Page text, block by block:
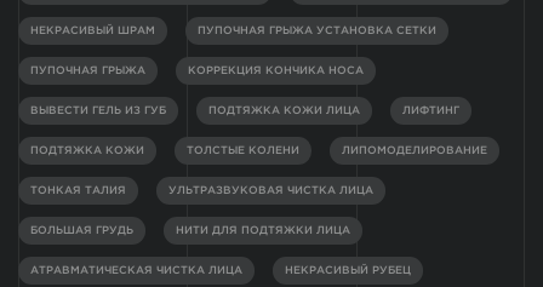
НЕКРАСИВЫЙ ШРАМ ПУПОЧНАЯ ГРЫЖА УСТАНОВКА СЕТКИ
ПУПОЧНАЯ ГРЫЖА КОРРЕКЦИЯ КОНЧИКА НОСА
ВЫВЕСТИ ГЕЛЬ ИЗ ГУБ ПОДТЯЖКА КОЖИ ЛИЦА ЛИФТИНГ
ПОДТЯЖКА КОЖИ ТОЛСТЫЕ КОЛЕНИ ЛИПОМОДЕЛИРОВАНИЕ
ТОНКАЯ ТАЛИЯ УЛЬТРАЗВУКОВАЯ ЧИСТКА ЛИЦА
БОЛЬШАЯ ГРУДЬ НИТИ ДЛЯ ПОДТЯЖКИ ЛИЦА
АТРАВМАТИЧЕСКАЯ ЧИСТКА ЛИЦА НЕКРАСИВЫЙ РУБЕЦ